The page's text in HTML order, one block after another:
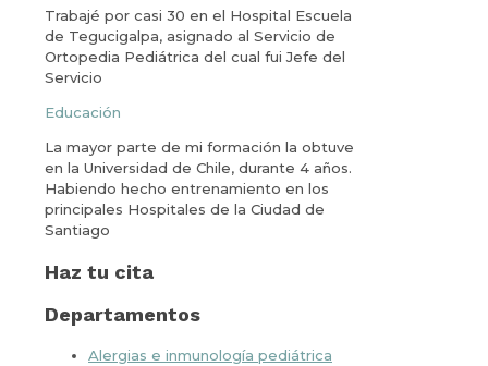
Trabajé por casi 30 en el Hospital Escuela
de Tegucigalpa, asignado al Servicio de
Ortopedia Pediátrica del cual fui Jefe del
Servicio
Educación
La mayor parte de mi formación la obtuve
en la Universidad de Chile, durante 4 años.
Habiendo hecho entrenamiento en los
principales Hospitales de la Ciudad de
Santiago
Haz tu cita
Departamentos
Alergias e inmunología pediátrica